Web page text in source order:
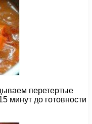
перетертые
минут до готовности